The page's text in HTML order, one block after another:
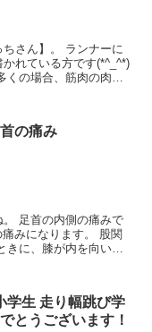
さん】。 ランナーに
れている方です(*^_^*)
くの場合、筋肉の肉離
の痛み
足首の内側の痛みで
みになります。 股関
に、膝が内を向いて
学生 走り幅跳び学
とうございます！